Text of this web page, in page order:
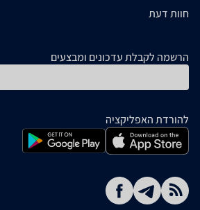
חוות דעת
הרשמה לקבלת עדכונים ומבצעים
להורדת האפליקציה